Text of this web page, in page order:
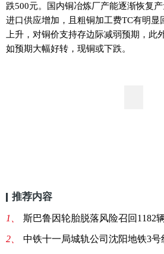
跌500元。国内铜冶炼厂产能逐渐恢复
进口供应增加，且粗铜加工费TC有明显
上升，对铜价支持存边际减弱预期，此
如预期大幅好转，现铜或下跌。
推荐内容
1、 斯巴鲁因轮胎脱落风险召回1182
2、 中铁十一局城轨公司沈阳地铁3号线